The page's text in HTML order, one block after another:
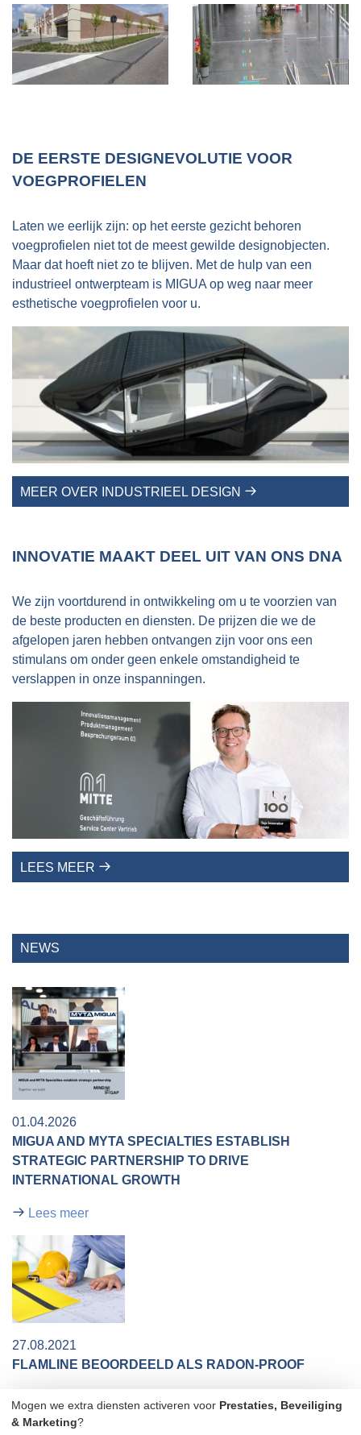
DE EERSTE DESIGNEVOLUTIE VOOR
VOEGPROFIELEN
Laten we eerlijk zijn: op het eerste gezicht behoren
voegprofielen niet tot de meest gewilde designobjecten.
Maar dat hoeft niet zo te blijven. Met de hulp van een
industrieel ontwerpteam is MIGUA op weg naar meer
esthetische voegprofielen voor u.
MEER OVER INDUSTRIEEL DESIGN
INNOVATIE MAAKT DEEL UIT VAN ONS DNA
We zijn voortdurend in ontwikkeling om u te voorzien van
de beste producten en diensten. De prijzen die we de
afgelopen jaren hebben ontvangen zijn voor ons een
stimulans om onder geen enkele omstandigheid te
verslappen in onze inspanningen.
LEES MEER
NEWS
01.04.2026
MIGUA AND MYTA SPECIALTIES ESTABLISH
STRATEGIC PARTNERSHIP TO DRIVE
INTERNATIONAL GROWTH​​
Lees meer
27.08.2021
FLAMLINE BEOORDEELD ALS RADON-PROOF
voor Migupren FlamLINE afdichtingsstrips
Mogen we extra diensten activeren voor Prestaties, Beveiliging
& Marketing?